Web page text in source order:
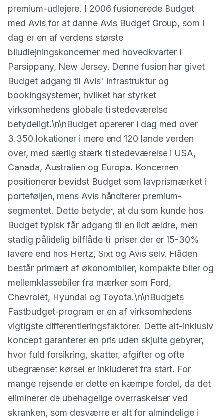
premium-udlejere. I 2006 fusionerede Budget
med Avis for at danne Avis Budget Group, som i
dag er en af verdens største
biludlejningskoncerner med hovedkvarter i
Parsippany, New Jersey. Denne fusion har givet
Budget adgang til Avis' infrastruktur og
bookingsystemer, hvilket har styrket
virksomhedens globale tilstedeværelse
betydeligt.\n\nBudget opererer i dag med over
3.350 lokationer i mere end 120 lande verden
over, med særlig stærk tilstedeværelse i USA,
Canada, Australien og Europa. Koncernen
positionerer bevidst Budget som lavprismærket i
porteføljen, mens Avis håndterer premium-
segmentet. Dette betyder, at du som kunde hos
Budget typisk får adgang til en lidt ældre, men
stadig pålidelig bilflåde til priser der er 15-30%
lavere end hos Hertz, Sixt og Avis selv. Flåden
består primært af økonomibiler, kompakte biler og
mellemklassebiler fra mærker som Ford,
Chevrolet, Hyundai og Toyota.\n\nBudgets
Fastbudget-program er en af virksomhedens
vigtigste differentieringsfaktorer. Dette alt-inklusiv
koncept garanterer en pris uden skjulte gebyrer,
hvor fuld forsikring, skatter, afgifter og ofte
ubegrænset kørsel er inkluderet fra start. For
mange rejsende er dette en kæmpe fordel, da det
eliminerer de ubehagelige overraskelser ved
skranken, som desværre er alt for almindelige i